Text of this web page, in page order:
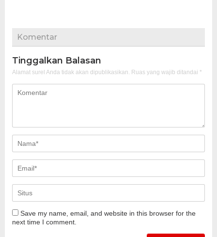
Komentar
Tinggalkan Balasan
Alamat surel Anda tidak akan dipublikasikan. Ruas yang wajib ditandai *
Save my name, email, and website in this browser for the
next time I comment.